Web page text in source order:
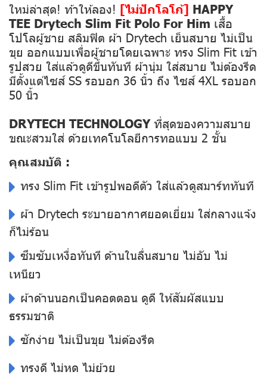
ใหม่ล่าสุด! ท้าให้ลอง! [ไม่ปักโลโก้] HAPPY
TEE Drytech Slim Fit Polo For Him เสื้อ
โปโลผู้ชาย สลิมฟิต ผ้า Drytech เย็นสบาย ไม่เป็น
ขุย ออกแบบเพื่อผู้ชายโดยเฉพาะ ทรง Slim Fit เข้า
รูปสวย ใส่แล้วดูดีขึ้นทันที ผ้านุ่ม ใส่สบาย ไม่ต้องรีด
มีตั้งแต่ไซส์ SS รอบอก 36 นิ้ว ถึง ไซส์ 4XL รอบอก
50 นิ้ว
DRYTECH TECHNOLOGYที่สุดของความสบาย
ขณะสวมใส่ ด้วยเทคโนโลยีการทอแบบ 2 ชั้น
คุณสมบัติ :
ทรง Slim Fit เข้ารูปพอดีตัว ใส่แล้วดูสมาร์ททันที
ผ้า Drytech ระบายอากาศยอดเยี่ยม ใส่กลางแจ้ง
ก็ไม่ร้อน
ซึมซับเหงื่อทันที ด้านในลื่นสบาย ไม่อับ ไม่
เหนียว
ผ้าด้านนอกเป็นคอตตอน ดูดี ให้สัมผัสแบบ
ธรรมชาติ
ซักง่าย ไม่เป็นขุย ไม่ต้องรีด
ทรงดี ไม่หด ไม่ย้วย